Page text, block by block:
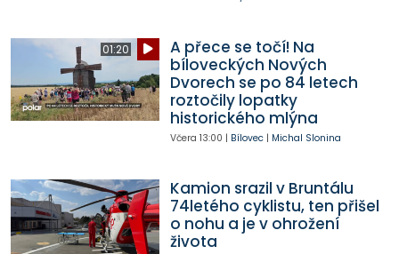
01:20
A přece se točí! Na
bíloveckých Nových
Dvorech se po 84 letech
roztočily lopatky
historického mlýna
Včera 13:00 | Bílovec| Michal Slonina
Kamion srazil v Bruntálu
74letého cyklistu, ten přišel
o nohu a je v ohrožení
života